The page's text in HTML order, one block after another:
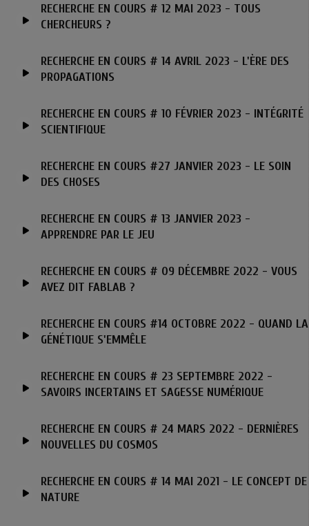
RECHERCHE EN COURS # 12 MAI 2023 - TOUS
CHERCHEURS ?
RECHERCHE EN COURS # 14 AVRIL 2023 - L'ÈRE DES
PROPAGATIONS
RECHERCHE EN COURS # 10 FÉVRIER 2023 - INTÉGRITÉ
SCIENTIFIQUE
RECHERCHE EN COURS #27 JANVIER 2023 - LE SOIN
DES CHOSES
RECHERCHE EN COURS # 13 JANVIER 2023 -
APPRENDRE PAR LE JEU
RECHERCHE EN COURS # 09 DÉCEMBRE 2022 - VOUS
AVEZ DIT FABLAB ?
RECHERCHE EN COURS #14 OCTOBRE 2022 - QUAND LA
GÉNÉTIQUE S'EMMÊLE
RECHERCHE EN COURS # 23 SEPTEMBRE 2022 -
SAVOIRS INCERTAINS ET SAGESSE NUMÉRIQUE
RECHERCHE EN COURS # 24 MARS 2022 - DERNIÈRES
NOUVELLES DU COSMOS
RECHERCHE EN COURS # 14 MAI 2021 - LE CONCEPT DE
NATURE